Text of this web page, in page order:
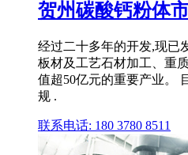
贺州碳酸钙粉体
经过二十多年的开发,现已
板材及工艺石材加工、重
值超50亿元的重要产业。
规 .
联系电话: 180 3780 8511